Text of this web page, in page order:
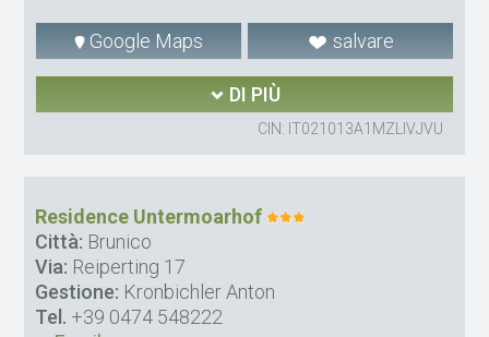
Google Maps salvare
DI PIÙ
CIN: IT021013A1MZLIVJVU
Residence Untermoarhof
Città: Brunico
Via: Reiperting 17
Gestione: Kronbichler Anton
Tel. +39 0474 548222